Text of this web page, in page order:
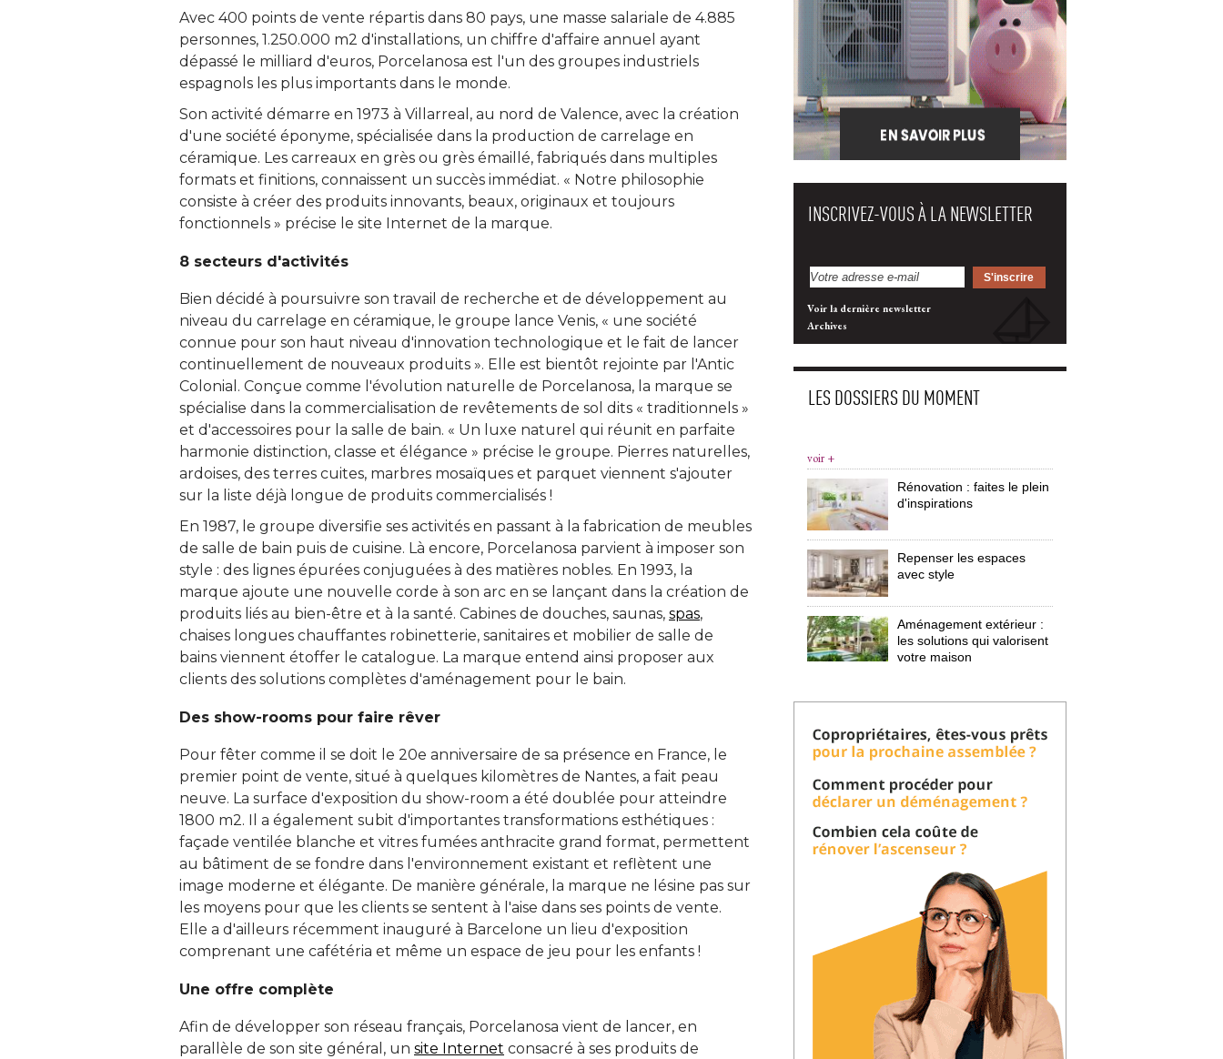
Avec 400 points de vente répartis dans 80 pays, une masse salariale de 4.885
personnes, 1.250.000 m2 d'installations, un chiffre d'affaire annuel ayant
dépassé le milliard d'euros, Porcelanosa est l'un des groupes industriels
espagnols les plus importants dans le monde.
Son activité démarre en 1973 à Villarreal, au nord de Valence, avec la création
d'une société éponyme, spécialisée dans la production de carrelage en
céramique. Les carreaux en grès ou grès émaillé, fabriqués dans multiples
formats et finitions, connaissent un succès immédiat. « Notre philosophie
consiste à créer des produits innovants, beaux, originaux et toujours
fonctionnels » précise le site Internet de la marque.
8 secteurs d'activités
Bien décidé à poursuivre son travail de recherche et de développement au
niveau du carrelage en céramique, le groupe lance Venis, « une société
connue pour son haut niveau d'innovation technologique et le fait de lancer
continuellement de nouveaux produits ». Elle est bientôt rejointe par l'Antic
Colonial. Conçue comme l'évolution naturelle de Porcelanosa, la marque se
spécialise dans la commercialisation de revêtements de sol dits « traditionnels »
et d'accessoires pour la salle de bain. « Un luxe naturel qui réunit en parfaite
harmonie distinction, classe et élégance » précise le groupe. Pierres naturelles,
ardoises, des terres cuites, marbres mosaïques et parquet viennent s'ajouter
sur la liste déjà longue de produits commercialisés !
En 1987, le groupe diversifie ses activités en passant à la fabrication de meubles
de salle de bain puis de cuisine. Là encore, Porcelanosa parvient à imposer son
style : des lignes épurées conjuguées à des matières nobles. En 1993, la
marque ajoute une nouvelle corde à son arc en se lançant dans la création de
produits liés au bien-être et à la santé. Cabines de douches, saunas, spas,
chaises longues chauffantes robinetterie, sanitaires et mobilier de salle de
bains viennent étoffer le catalogue. La marque entend ainsi proposer aux
clients des solutions complètes d'aménagement pour le bain.
Des show-rooms pour faire rêver
Pour fêter comme il se doit le 20e anniversaire de sa présence en France, le
premier point de vente, situé à quelques kilomètres de Nantes, a fait peau
neuve. La surface d'exposition du show-room a été doublée pour atteindre
1800 m2. Il a également subit d'importantes transformations esthétiques :
façade ventilée blanche et vitres fumées anthracite grand format, permettent
au bâtiment de se fondre dans l'environnement existant et reflètent une
image moderne et élégante. De manière générale, la marque ne lésine pas sur
les moyens pour que les clients se sentent à l'aise dans ses points de vente.
Elle a d'ailleurs récemment inauguré à Barcelone un lieu d'exposition
comprenant une cafétéria et même un espace de jeu pour les enfants !
Une offre complète
Afin de développer son réseau français, Porcelanosa vient de lancer, en
parallèle de son site général, un site Internet consacré à ses produits de
INSCRIVEZ-VOUS À LA NEWSLETTER
Voir la dernière newsletter
Archives
LES DOSSIERS DU MOMENT
voir +
Rénovation : faites le plein
d'inspirations
Repenser les espaces
avec style
Aménagement extérieur :
les solutions qui valorisent
votre maison